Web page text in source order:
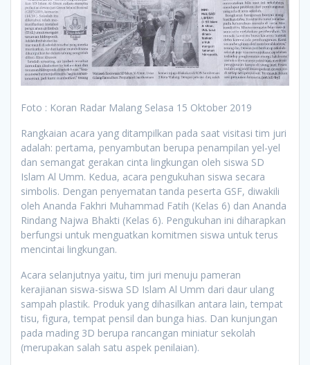
Foto : Koran Radar Malang Selasa 15 Oktober 2019
Rangkaian acara yang ditampilkan pada saat visitasi tim juri
adalah: pertama, penyambutan berupa penampilan yel-yel
dan semangat gerakan cinta lingkungan oleh siswa SD
Islam Al Umm. Kedua, acara pengukuhan siswa secara
simbolis. Dengan penyematan tanda peserta GSF, diwakili
oleh Ananda Fakhri Muhammad Fatih (Kelas 6) dan Ananda
Rindang Najwa Bhakti (Kelas 6). Pengukuhan ini diharapkan
berfungsi untuk menguatkan komitmen siswa untuk terus
mencintai lingkungan.
Acara selanjutnya yaitu, tim juri menuju pameran
kerajianan siswa-siswa SD Islam Al Umm dari daur ulang
sampah plastik. Produk yang dihasilkan antara lain, tempat
tisu, figura, tempat pensil dan bunga hias. Dan kunjungan
pada mading 3D berupa rancangan miniatur sekolah
(merupakan salah satu aspek penilaian).